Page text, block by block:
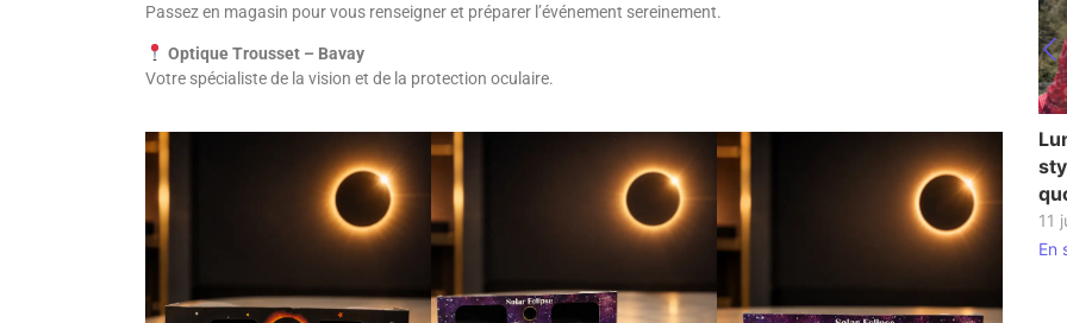
Passez en magasin pour vous renseigner et préparer l’événement sereinement.
Optique Trousset – Bavay
Votre spécialiste de la vision et de la protection oculaire.
Les lunettes Meta
En savoir plus
Élégance affirmée –
Lunettes de vue Alain
4 mars 2026 /
En savoir plus
11
En